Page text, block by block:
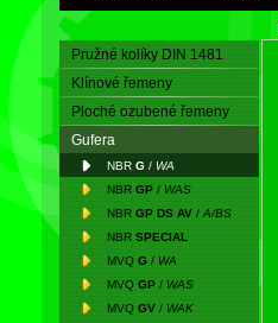
Pružné kolíky DIN 1481
Klínové řemeny
Ploché ozubené řemeny
Gufera
NBR G / WA
NBR GP / WAS
NBR GP DS AV / A/BS
NBR SPECIAL
MVQ G / WA
MVQ GP / WAS
MVQ GV / WAK